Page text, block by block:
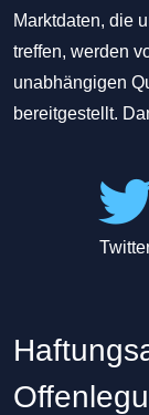
Marktdaten, die
treffen, werden
unabhängigen
bereitgestellt.